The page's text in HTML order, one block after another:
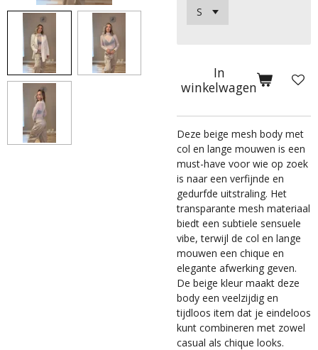
In
winkelwagen
Deze beige mesh body met
col en lange mouwen is een
must-have voor wie op zoek
is naar een verfijnde en
gedurfde uitstraling. Het
transparante mesh materiaal
biedt een subtiele sensuele
vibe, terwijl de col en lange
mouwen een chique en
elegante afwerking geven.
De beige kleur maakt deze
body een veelzijdig en
tijdloos item dat je eindeloos
kunt combineren met zowel
casual als chique looks.